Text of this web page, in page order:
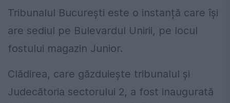
Zilei
Tribunalul București este o instanță care își
are sediul pe Bulevardul Unirii, pe locul
fostului magazin Junior.
Clădirea, care găzduiește tribunalul și
Judecătoria sectorului 2, a fost inaugurată